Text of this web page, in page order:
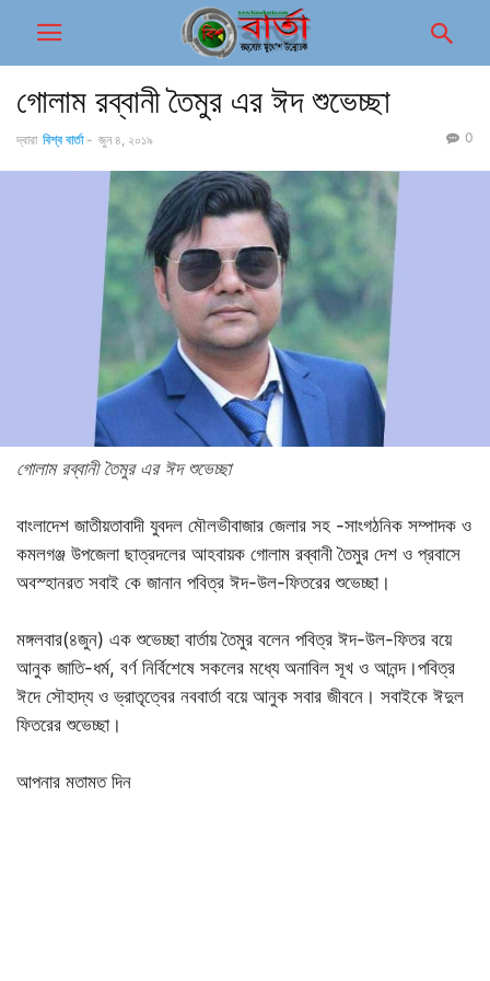
গোলাম রব্বানী তৈমুর এর ঈদ শুভেচ্ছা
দ্বারা বিশ্ব বার্তা - জুন ৪, ২০১৯ 0
গোলাম রব্বানী তৈমুর এর ঈদ শুভেচ্ছা
বাংলাদেশ জাতীয়তাবাদী যুবদল মৌলভীবাজার জেলার সহ -সাংগঠনিক সম্পাদক ও
কমলগঞ্জ উপজেলা ছাত্রদলের আহবায়ক গোলাম রব্বানী তৈমুর দেশ ও প্রবাসে
অবস্হানরত সবাই কে জানান পবিত্র ঈদ-উল-ফিতরের শুভেচ্ছা।
মঙ্গলবার(৪জুন) এক শুভেচ্ছা বার্তায় তৈমুর বলেন পবিত্র ঈদ-উল-ফিতর বয়ে
আনুক জাতি-ধর্ম, বর্ণ নির্বিশেষে সকলের মধ্যে অনাবিল সূখ ও আনন্দ।পবিত্র
ঈদে সৌহাদ্য ও ভ্রাতৃত্বের নববার্তা বয়ে আনুক সবার জীবনে। সবাইকে ঈদুল
ফিতরের শুভেচ্ছা।
আপনার মতামত দিন